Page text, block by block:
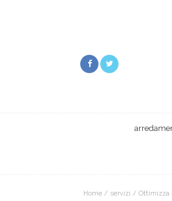
Home / servizi / Ottimizza